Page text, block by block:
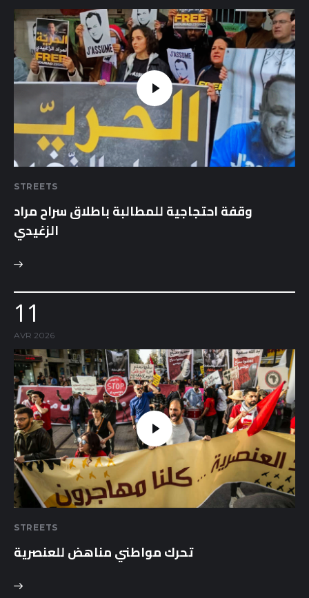
STREETS
وقفة احتجاجية للمطالبة باطلاق سراح مراد
الزغيدي
11
AVR 2026
STREETS
تحرك مواطني مناهض للعنصرية